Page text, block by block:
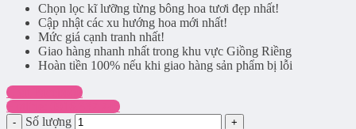
Chọn lọc kĩ lưỡng từng bông hoa tươi đẹp nhất!
Cập nhật các xu hướng hoa mới nhất!
Mức giá cạnh tranh nhất!
Giao hàng nhanh nhất trong khu vực Giồng Riềng
Hoàn tiền 100% nếu khi giao hàng sản phẩm bị lỗi
Chat Facebook
Hotline: 0916.337.745
Số lượng